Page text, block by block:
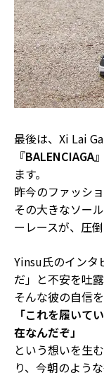
最後は、Xi Lai
『BALENCIAGA
ます。
昨今のファッシ
その大きなソー
ーレースが、 圧
Yinsu氏のインタ
だ」と不安を吐
そんな彼の自信
「これを履いて
在なんだぞ」
という想いを生
り、今朝のよう